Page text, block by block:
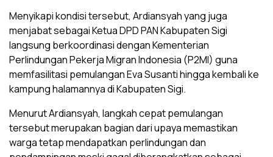
Menyikapi kondisi tersebut, Ardiansyah yang juga
menjabat sebagai Ketua DPD PAN Kabupaten Sigi
langsung berkoordinasi dengan Kementerian
Perlindungan Pekerja Migran Indonesia (P2MI) guna
memfasilitasi pemulangan Eva Susanti hingga kembali ke
kampung halamannya di Kabupaten Sigi.
Menurut Ardiansyah, langkah cepat pemulangan
tersebut merupakan bagian dari upaya memastikan
warga tetap mendapatkan perlindungan dan